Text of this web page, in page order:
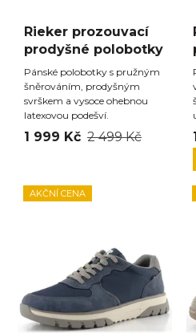
Rieker prozouvací
prodyšné polobotky
Pánské polobotky s pružným
šněrováním, prodyšným
svrškem a vysoce ohebnou
latexovou podešví.
1 999 Kč 2 499 Kč
AKČNÍ CENA